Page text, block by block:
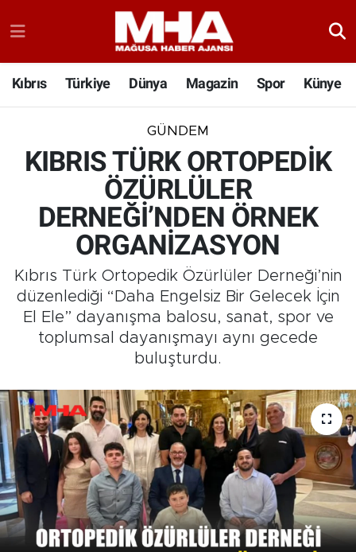
Kıbrıs Türkiye Dünya Magazin Spor Künye
GÜNDEM
KIBRIS TÜRK ORTOPEDİK
ÖZÜRLÜLER
DERNEĞİ’NDEN ÖRNEK
ORGANİZASYON
Kıbrıs Türk Ortopedik Özürlüler Derneği’nin
düzenlediği “Daha Engelsiz Bir Gelecek İçin
El Ele” dayanışma balosu, sanat, spor ve
toplumsal dayanışmayı aynı gecede
buluşturdu.